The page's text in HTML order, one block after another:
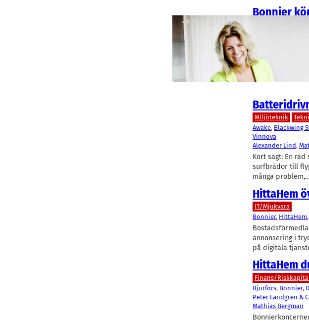
Bonnier
Fram till hösten
mediehuset
till 100 procent…
Miljöteknik
Awake, Blackwing
Vinnova
Alexander Lind,
Kort sagt: En
surfbrädor till
många
HittaHem
IT/Mjukvara
Bonnier, HittaHem,
annonsering i
på digitala
HittaHem
Finans/
Bjurfors, Bonnier,
Peter Landgren &
Mathias Bergman